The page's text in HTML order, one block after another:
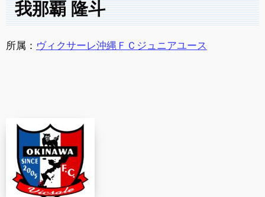
我那覇 隆斗
所属： ヴィクサーレ沖縄ＦＣジュニアユース